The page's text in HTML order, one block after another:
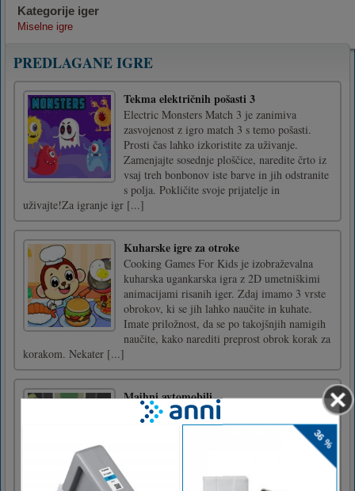
Kategorije iger
Miselne igre
PREDLAGANE IGRE
Tekma električnih pošasti 3
Electric Monsters Match 3 je zanimiva
zasvojenost z igro match 3 s temo pošasti.
Prosti čas lahko izkoristite za uživanje.
Zamenjajte sosednje ploščice, naredite črto iz
vsaj treh bonbonov iste barve in jih odstranite
s polja. Pokličite svoje prijatelje in
uživajte!Za igranje igr [...]
Kuharske igre za otroke
Cooking Games For Kids je izobraževalna
kuharska ugankarska igra z 2D umetniškimi
animacijami risanih iger. Zdaj imamo 3 vrste
obrokov, ki se jih lahko naučite in kuhate.
Imate priložnost, da se po takojšnjih namigih
naučite, kako narediti preprost obrok korak za
korakom. Nekater [...]
Majhni avtomobili
Poskrbite za majhne avtomobile, ki prihajajo
po ulicah. Ko se avto zaleti v drugo vozilo,
kot je avto ali vlak, in če avtomobila ne trčita
od spredaj ali od zadaj, je igralec izgubil igro.
Preprečite njihovo zrušitev in zaslužite z
njihovim prometom!Uporabite miško na